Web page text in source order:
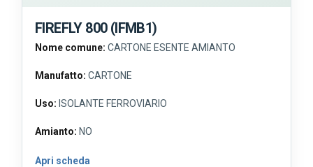
FIREFLY 800 (IFMB1)
Nome comune: CARTONE ESENTE AMIANTO
Manufatto: CARTONE
Uso: ISOLANTE FERROVIARIO
Amianto: NO
Apri scheda